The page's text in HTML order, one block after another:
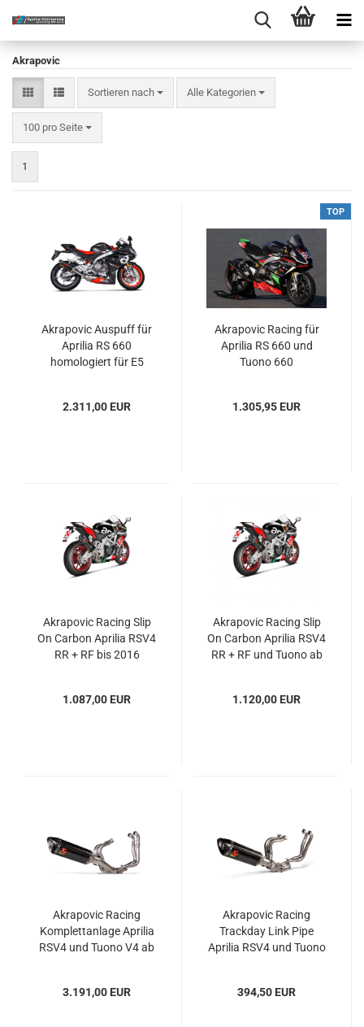
Akrapovic
Sortieren nach
Sortieren nach Alle Kategorien
100 pro Seite
pro Seite
1
Akrapovic Auspuff für
Aprilia RS 660
homologiert für E5
2.311,00 EUR
TOP
Akrapovic Racing für
Aprilia RS 660 und
Tuono 660
1.305,95 EUR
Akrapovic Racing Slip
On Carbon Aprilia RSV4
RR + RF bis 2016
1.087,00 EUR
Akrapovic Racing Slip
On Carbon Aprilia RSV4
RR + RF und Tuono ab
1.120,00 EUR
Akrapovic Racing
Komplettanlage Aprilia
RSV4 und Tuono V4 ab
3.191,00 EUR
Akrapovic Racing
Trackday Link Pipe
Aprilia RSV4 und Tuono
394,50 EUR